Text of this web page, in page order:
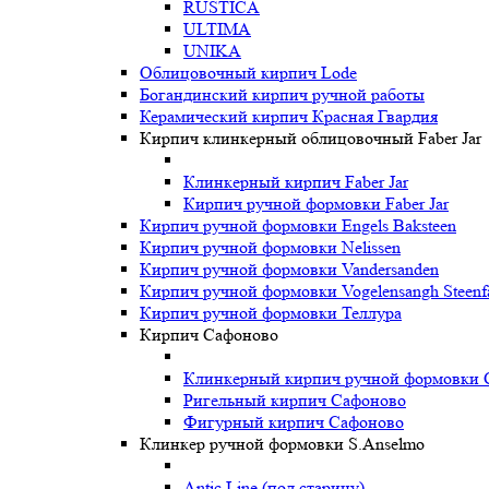
RUSTICA
ULTIMA
UNIKA
Oблицовочный кирпич Lode
Богандинский кирпич ручной работы
Керамический кирпич Красная Гвардия
Кирпич клинкерный облицовочный Faber Jar
Клинкерный кирпич Faber Jar
Кирпич ручной формовки Faber Jar
Кирпич ручной формовки Engels Baksteen
Кирпич ручной формовки Nelissen
Кирпич ручной формовки Vandersanden
Кирпич ручной формовки Vogelensangh
Кирпич ручной формовки Теллура
Кирпич Сафоново
Клинкерный кирпич ручной формовки
Ригельный кирпич Сафоново
Фигурный кирпич Сафоново
Клинкер ручной формовки S.Anselmo